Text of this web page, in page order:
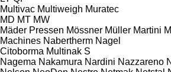
Multivac Multiweigh Muratec
MD MT MW
Mäder Pressen Mössner Müller Martini
Machines Nabertherm Nagel
Citoborma Multinak S
Nagema Nakamura Nardini Nazzareno